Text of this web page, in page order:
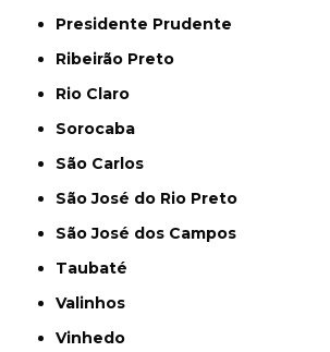
Presidente Prudente
Ribeirão Preto
Rio Claro
Sorocaba
São Carlos
São José do Rio Preto
São José dos Campos
Taubaté
Valinhos
Vinhedo